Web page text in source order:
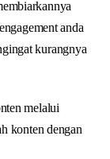
anda
kurangnya
melalui
konten dengan